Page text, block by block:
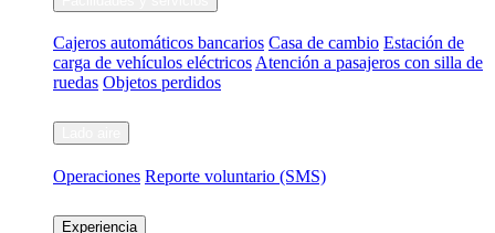
Cajeros automáticos bancarios Casa de cambio Estación de
carga de vehículos eléctricosAtención a pasajeros con silla de
ruedas Objetos perdidos
Operaciones Reporte voluntario (SMS)
Experiencia